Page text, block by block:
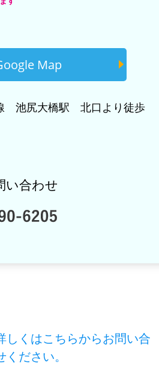
Map
池尻大橋駅 北口より徒歩
い合わせ
しくはこちらからお問い合
ください。